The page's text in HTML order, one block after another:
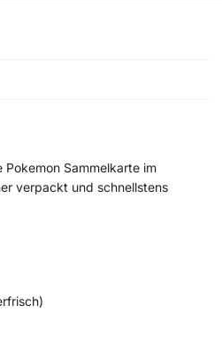
Sammelkarte im
verpackt und schnellstens